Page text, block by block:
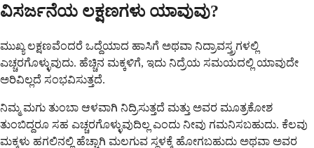
ವಿಸರ್ಜನೆಯ ಲಕ್ಷಣಗಳು ಯಾವುವು?
ಮುಖ್ಯ ಲಕ್ಷಣವೆಂದರೆ ಒದ್ದೆಯಾದ ಹಾಸಿಗೆ ಅಥವಾ ನಿದ್ರಾವಸ್ತ್ರಗಳಲ್ಲಿ
ಎಚ್ಚರಗೊಳ್ಳುವುದು. ಹೆಚ್ಚಿನ ಮಕ್ಕಳಿಗೆ, ಇದು ನಿದ್ರೆಯ ಸಮಯದಲ್ಲಿ ಯಾವುದೇ
ಅರಿವಿಲ್ಲದೆ ಸಂಭವಿಸುತ್ತದೆ.
ನಿಮ್ಮ ಮಗು ತುಂಬಾ ಆಳವಾಗಿ ನಿದ್ರಿಸುತ್ತದೆ ಮತ್ತು ಅವರ ಮೂತ್ರಕೋಶ
ತುಂಬಿದ್ದರೂ ಸಹ ಎಚ್ಚರಗೊಳ್ಳುವುದಿಲ್ಲ ಎಂದು ನೀವು ಗಮನಿಸಬಹುದು. ಕೆಲವು
ಮಕ್ಕಳು ಹಗಲಿನಲ್ಲಿ ಹೆಚ್ಚಾಗಿ ಮಲಗುವ ಸ್ಥಳಕ್ಕೆ ಹೋಗಬಹುದು ಅಥವಾ ಅವರ